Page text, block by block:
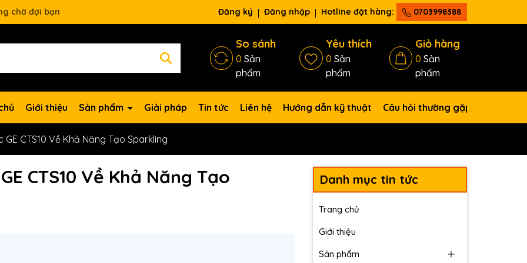
chờ đợi bạn Đăng ký Đăng nhập Hotline đặt hàng: 0703998388
So sánh
0 Sản
phẩm
Yêu thích
0 Sản
phẩm
Giỏ hàng
0 Sản
phẩm
Giới thiệu Sản phẩm Giải pháp Tin tức Liên hệ Hướng dẫn kỹ thuật Câu hỏi thường gặp
CTS10 Về Khả Năng Tạo Sparkling
CTS10 Về Khả Năng Tạo
Danh mục tin tức
Trang chủ
Giới thiệu
Sản phẩm